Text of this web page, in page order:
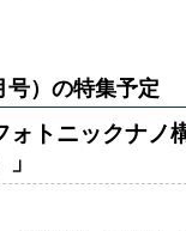
号）の特集予定
ォトニックナノ